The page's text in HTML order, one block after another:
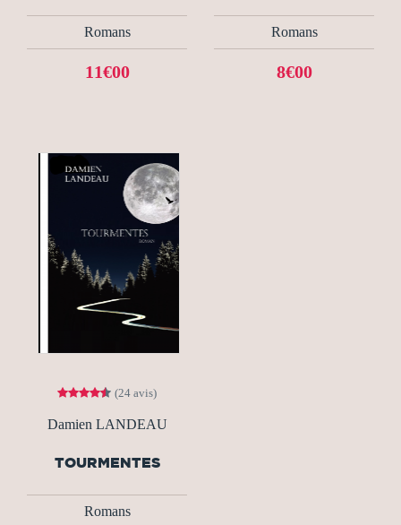
Romans
11€00
Romans
8€00
(24 avis)
Damien LANDEAU
TOURMENTES
Romans